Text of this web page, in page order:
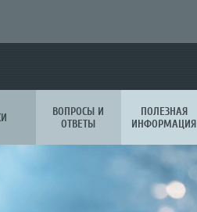
ВОПРОСЫ И
ОТВЕТЫ
ПОЛЕЗНАЯ
ИНФОРМАЦИЯ